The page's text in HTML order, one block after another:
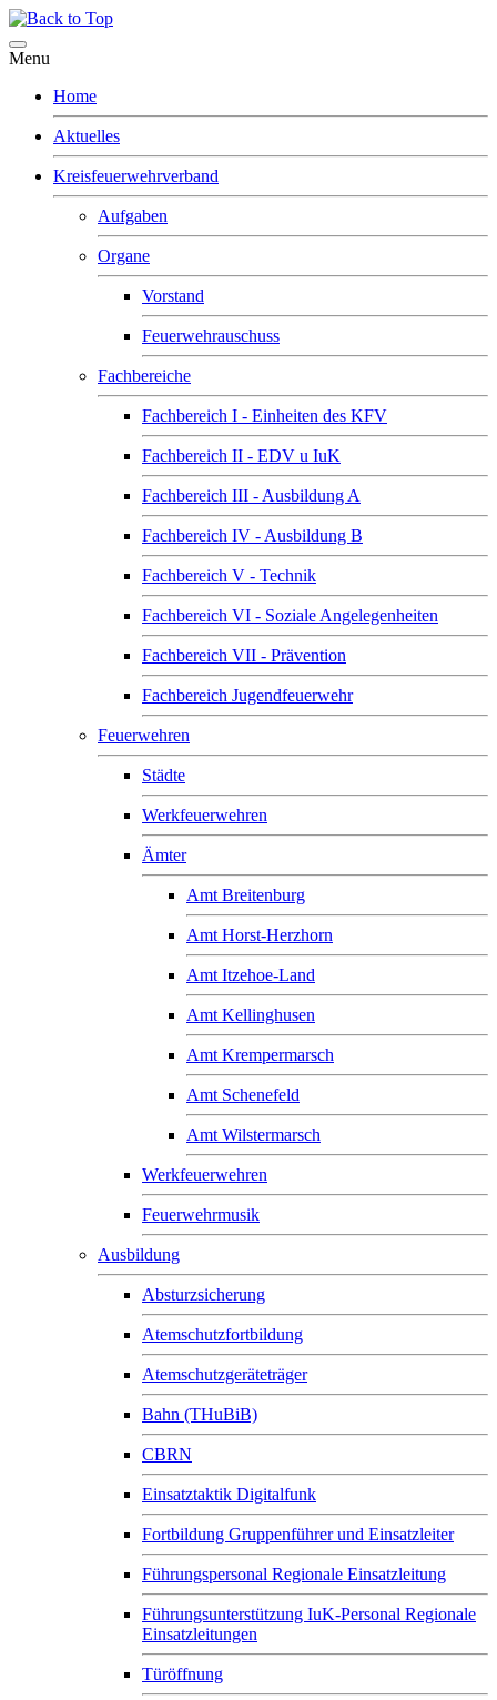
Menu
Home
Aktuelles
Kreisfeuerwehrverband
Aufgaben
Organe
Vorstand
Feuerwehrauschuss
Fachbereiche
Fachbereich I - Einheiten des KFV
Fachbereich II - EDV u IuK
Fachbereich III - Ausbildung A
Fachbereich IV - Ausbildung B
Fachbereich V - Technik
Fachbereich VI - Soziale Angelegenheiten
Fachbereich VII - Prävention
Fachbereich Jugendfeuerwehr
Feuerwehren
Städte
Werkfeuerwehren
Ämter
Amt Breitenburg
Amt Horst-Herzhorn
Amt Itzehoe-Land
Amt Kellinghusen
Amt Krempermarsch
Amt Schenefeld
Amt Wilstermarsch
Werkfeuerwehren
Feuerwehrmusik
Ausbildung
Absturzsicherung
Atemschutzfortbildung
Atemschutzgeräteträger
Bahn (THuBiB)
CBRN
Einsatztaktik Digitalfunk
Fortbildung Gruppenführer und Einsatzleiter
Führungspersonal Regionale Einsatzleitung
Führungsunterstützung IuK-Personal Regionale
Einsatzleitungen
Türöffnung